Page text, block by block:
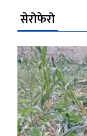
सेरोफेरो